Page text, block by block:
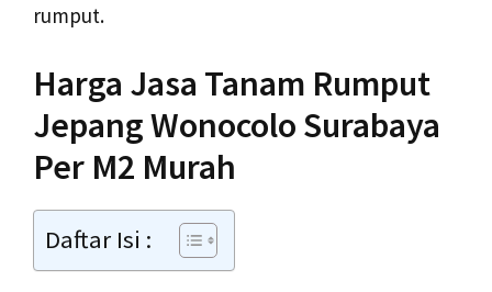
rumput.
Harga Jasa Tanam Rumput
Jepang Wonocolo Surabaya
Per M2 Murah
Daftar Isi :